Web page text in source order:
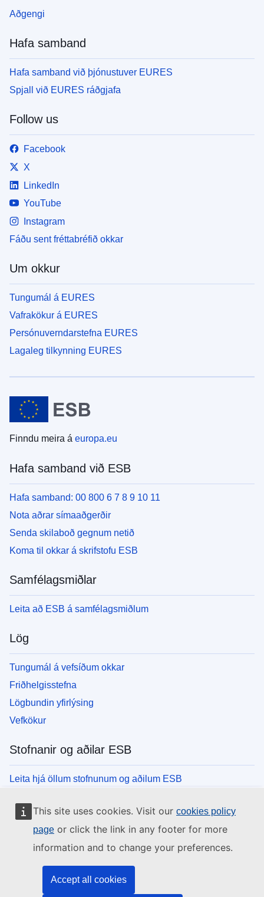
This site uses cookies. Visit our cookies policy
page or click the link in any footer for more
information and to change your preferences.
Accept all cookies
Aðgengi
Hafa samband
Hafa samband við þjónustuver EURES
Spjall við EURES ráðgjafa
Follow us
Facebook
X
LinkedIn
YouTube
Instagram
Fáðu sent fréttabréfið okkar
Um okkur
Tungumál á EURES
Vafrakökur á EURES
Persónuverndarstefna EURES
Lagaleg tilkynning EURES
Finndu meira á europa.eu
Hafa samband við ESB
Hafa samband: 00 800 6 7 8 9 10 11
Nota aðrar símaaðgerðir
Senda skilaboð gegnum netið
Koma til okkar á skrifstofu ESB
Samfélagsmiðlar
Leita að ESB á samfélagsmiðlum
Lög
Tungumál á vefsíðum okkar
Friðhelgisstefna
Lögbundin yfirlýsing
Vefkökur
Stofnanir og aðilar ESB
Leita hjá öllum stofnunum og aðilum ESB